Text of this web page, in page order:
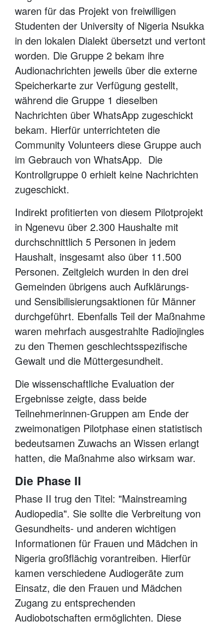
waren für das Projekt von freiwilligen
Studenten der University of Nigeria Nsukka
in den lokalen Dialekt übersetzt und vertont
worden. Die Gruppe 2 bekam ihre
Audionachrichten jeweils über die externe
Speicherkarte zur Verfügung gestellt,
während die Gruppe 1 dieselben
Nachrichten über WhatsApp zugeschickt
bekam. Hierfür unterrichteten die
Community Volunteers diese Gruppe auch
im Gebrauch von WhatsApp. Die
Kontrollgruppe 0 erhielt keine Nachrichten
zugeschickt.
Indirekt profitierten von diesem Pilotprojekt
in Ngenevu über 2.300 Haushalte mit
durchschnittlich 5 Personen in jedem
Haushalt, insgesamt also über 11.500
Personen. Zeitgleich wurden in den drei
Gemeinden übrigens auch Aufklärungs-
und Sensibilisierungsaktionen für Männer
durchgeführt. Ebenfalls Teil der Maßnahme
waren mehrfach ausgestrahlte Radiojingles
zu den Themen geschlechtsspezifische
Gewalt und die Müttergesundheit.
Die wissenschaftliche Evaluation der
Ergebnisse zeigte, dass beide
Teilnehmerinnen-Gruppen am Ende der
zweimonatigen Pilotphase einen statistisch
bedeutsamen Zuwachs an Wissen erlangt
hatten, die Maßnahme also wirksam war.
Die Phase II
Phase II trug den Titel: "Mainstreaming
Audiopedia". Sie sollte die Verbreitung von
Gesundheits- und anderen wichtigen
Informationen für Frauen und Mädchen in
Nigeria großflächig vorantreiben. Hierfür
kamen verschiedene Audiogeräte zum
Einsatz, die den Frauen und Mädchen
Zugang zu entsprechenden
Audiobotschaften ermöglichten. Diese